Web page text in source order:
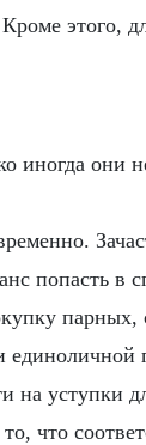
этого,
иногда
попасть в
на уступки
что